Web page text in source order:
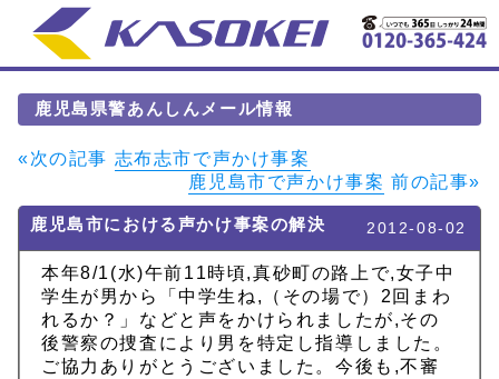
鹿児島県警あんしんメール情報
«次の記事 志布志市で声かけ事案
鹿児島市で声かけ事案 前の記事»
鹿児島市における声かけ事案の解決 2012-08-02
本年8/1(水)午前11時頃,真砂町の路上で,女子中
学生が男から「中学生ね,（その場で）2回まわ
れるか？」などと声をかけられましたが,その
後警察の捜査により男を特定し指導しました。
ご協力ありがとうございました。今後も,不審